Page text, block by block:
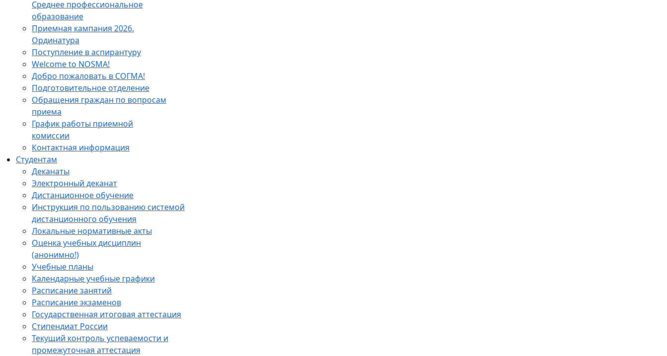
Среднее профессиональное
образование
Приемная кампания 2026.
Ординатура
Поступление в аспирантуру
Welcome to NOSMA!
Добро пожаловать в СОГМА!
Подготовительное отделение
Обращения граждан по вопросам
приема
График работы приемной
комиссии
Контактная информация
Студентам
Деканаты
Электронный деканат
Дистанционное обучение
Инструкция по пользованию системой
дистанционного обучения
Локальные нормативные акты
Оценка учебных дисциплин
(анонимно!)
Учебные планы
Календарные учебные графики
Расписание занятий
Расписание экзаменов
Государственная итоговая аттестация
Стипендиат России
Текущий контроль успеваемости и
промежуточная аттестация